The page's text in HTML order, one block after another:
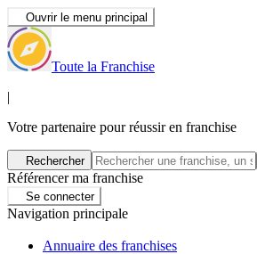
Ouvrir le menu principal
Toute la Franchise
|
Votre partenaire pour réussir en franchise
Rechercher
Référencer ma franchise
Se connecter
Navigation principale
Annuaire des franchises